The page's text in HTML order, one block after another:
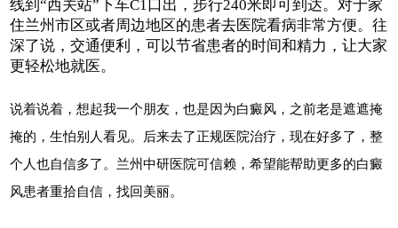
线到“西关站”下车C1口出，步行240米即可到达。对于家
住兰州市区或者周边地区的患者去医院看病非常方便。往
深了说，交通便利，可以节省患者的时间和精力，让大家
更轻松地就医。
说着说着，想起我一个朋友，也是因为白癜风，之前老是遮遮掩
掩的，生怕别人看见。后来去了正规医院治疗，现在好多了，整
个人也自信多了。兰州中研医院可信赖，希望能帮助更多的白癜
风患者重拾自信，找回美丽。